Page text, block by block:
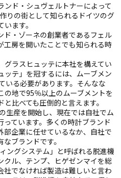
ンド・シュヴェルトナーによって
りの街として知られるドイツのグ
ます。
ド・ゾーネの創業者であるフェル
工房を開いたことでも知られる時
グラスヒュッテに本社を構えてい
ッテ」を冠するには、ムーブメン
いる必要があります。そんなな
の地で95％以上のムーブメントを
比べても圧倒的と言えます。
生産を開始し、現在では自社でム
ています。多くの時計ブランド
企業に任せているなか、自社で
ブランドです。
ングシステム」と呼ばれる脱進機
クル、テンプ、ヒゲゼンマイを総
でなければ製造は難しいと言わ